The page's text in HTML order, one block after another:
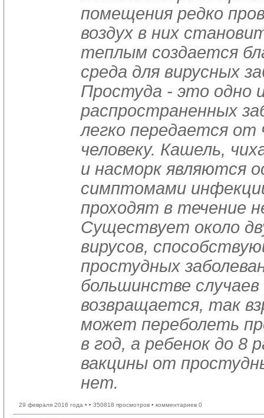
помещения редко
воздух в них
теплым создается
среда для вирусных
Простуда - это одно
распространенных
легко передается от
человеку. Кашель,
и насморк являются
симптомами
проходят в течение
Существует около
вирусов,
простудных
большинстве
возвращается, так
может переболеть
в год, а ребенок до 8
вакцины от
нет.
29 февраля 2016 года • • 350818 просмотров • комментариев 0